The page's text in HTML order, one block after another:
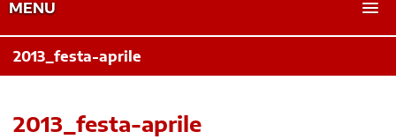
MENU
2013_festa-aprile
2013_festa-aprile